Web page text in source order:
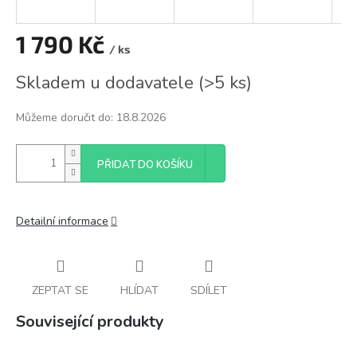
1 790 Kč / ks
cena:
Skladem u dodavatele (>5 ks)
Můžeme doručit do: 18.8.2026
PŘIDAT DO KOŠÍKU
Detailní informace
ZEPTAT SE HLÍDAT SDÍLET
Související produkty